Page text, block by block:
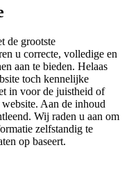
de grootste
u correcte, volledige en
aan te bieden. Helaas
toch kennelijke
in voor de juistheid of
Aan de inhoud
Wij raden u aan om
zelfstandig te
op baseert.